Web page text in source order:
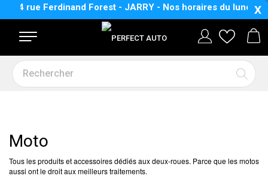
34 rue Ferdinand Forest - JARRY - Nos horairesdu lundi auX
Moto
Tous les produits et accessoires dédiés aux deux-roues. Parce que les motos
aussi ont le droit aux meilleurs traitements.